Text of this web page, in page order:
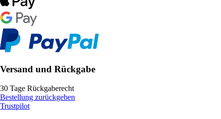
Versand und Rückgabe
30 Tage Rückgaberecht
Bestellung zurückgeben
Trustpilot